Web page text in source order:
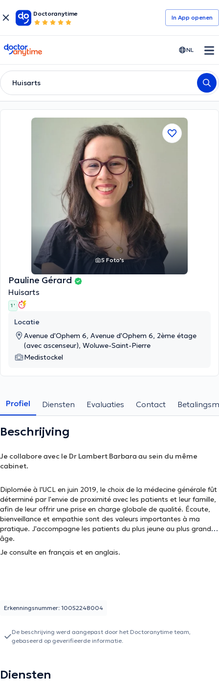
Doctoranytime
In App openen
doctoranytime NL
Huisarts
5 Foto's
Pauline Gérard
Huisarts
1 '
Locatie
Avenue d'Ophem 6, Avenue d'Ophem 6, 2ème étage
(avec ascenseur), Woluwe-Saint-Pierre
Medistockel
Profiel Diensten Evaluaties Contact
Beschrijving
Je collabore avec le Dr Lambert Barbara au sein du même
cabinet.
Diplomée à l'UCL en juin 2019, le choix de la médecine générale fût
déterminé par l'envie de proximité avec les patients et leur famille,
afin de leur offrir une prise en charge globale de qualité. Écoute,
bienveillance et empathie sont des valeurs importantes à ma
pratique. J'accompagne les patients du plus jeune au plus grand
âge.
Je consulte en français et en anglais.
Erkenningsnummer: 10052248004
De beschrijving werd aangepast door het Doctoranytime team,
gebaseerd op geverifieerde informatie.
Diensten